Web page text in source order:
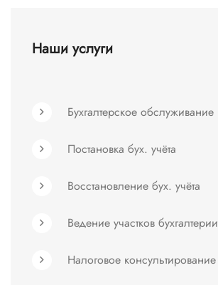
Наши услуги
Бухгалтерское обслуживание
Постановка бух. учёта
Восстановление бух. учёта
Ведение участков бухгалтерии
Налоговое консультирование